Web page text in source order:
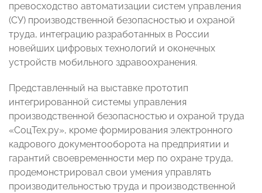
превосходство автоматизации систем управления
(СУ) производственной безопасностью и охраной
труда, интеграцию разработанных в России
новейших цифровых технологий и оконечных
устройств мобильного здравоохранения.
Представленный на выставке прототип
интегрированной системы управления
производственной безопасностью и охраной труда
«СоцТех.ру», кроме формирования электронного
кадрового документооборота на предприятии и
гарантий своевременности мер по охране труда,
продемонстрировал свои умения управлять
производительностью труда и производственной